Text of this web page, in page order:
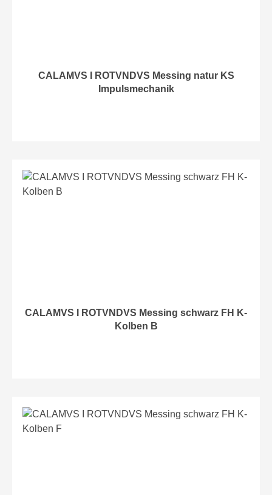
CALAMVS I ROTVNDVS Messing natur KS
Impulsmechanik
CALAMVS I ROTVNDVS Messing schwarz FH K-
Kolben B